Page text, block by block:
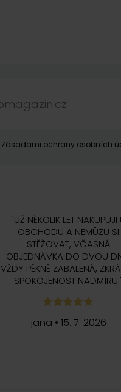
Zásadami ochrany osobních
"UŽ NĚKOLIK LET NAKUPUJI
OBCHODU A NEMŮŽU SI
STĚŽOVAT, VČASNÁ
OBJEDNÁVKA DO DVOU
VŽDY PĚKNĚ ZABALENÁ,
SPOKOJENOST NADMÍRU.
jana • 15. 7. 2026